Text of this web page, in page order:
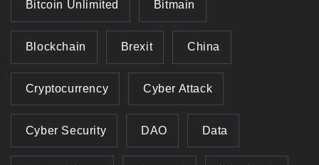
Bitcoin Unlimited Bitmain
Blockchain Brexit China
Cryptocurrency Cyber Attack
Cyber Security DAO Data